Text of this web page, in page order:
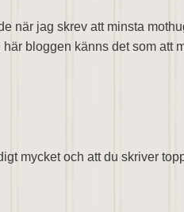
när jag skrev att minsta
bloggen känns det som att
mycket och att du skriver